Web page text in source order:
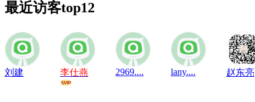
最近访客top12
刘建 李仕燕 2969.... lany.... 赵东亮